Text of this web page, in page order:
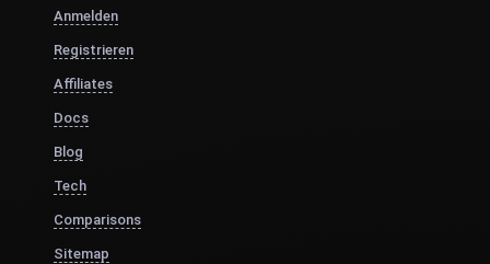
Anmelden
Registrieren
Affiliates
Docs
Blog
Tech
Comparisons
Sitemap